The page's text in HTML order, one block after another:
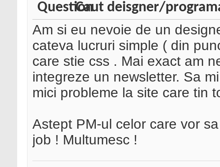
Caut deisgner/
Am si eu nevoie de un
cateva lucruri simple ( din
care stie css . Mai exact am
integreze un newsletter. Sa
mici probleme la site care tin
Astept PM-ul celor care vor
job ! Multumesc !